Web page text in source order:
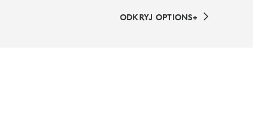
ODKRYJ OPTIONS+